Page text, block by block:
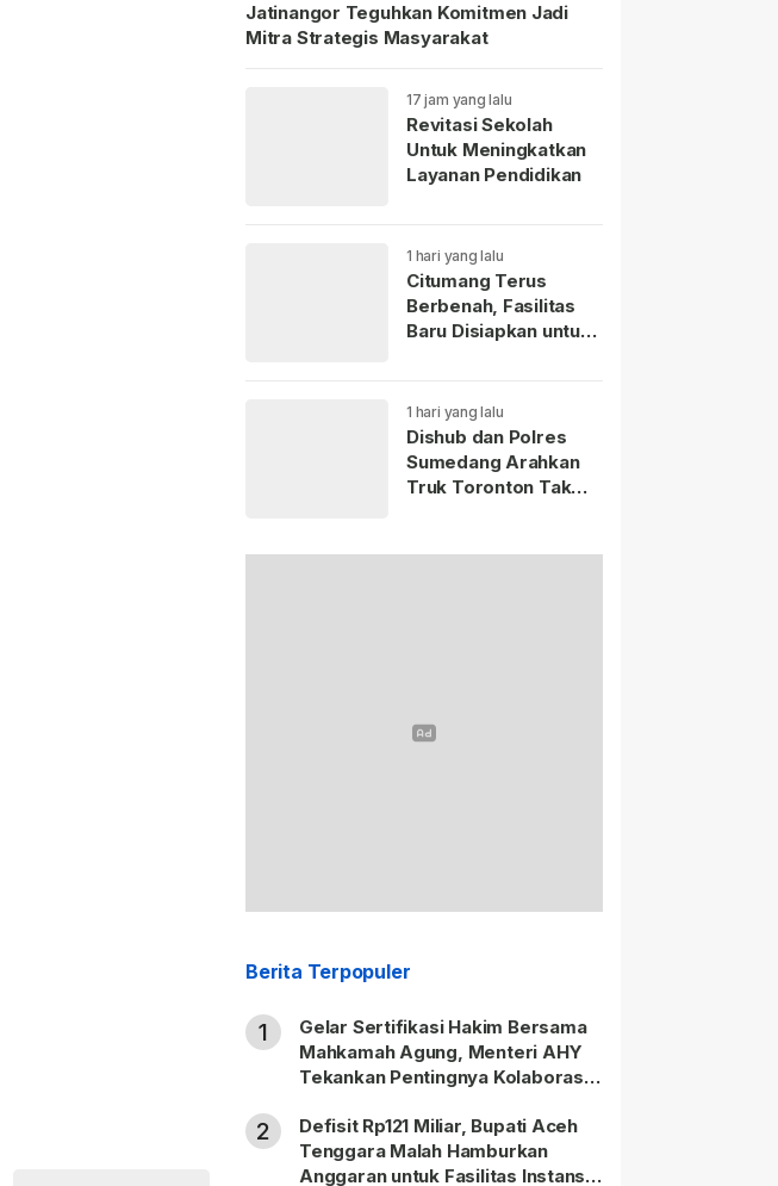
Jatinangor Teguhkan Komitmen Jadi
Mitra Strategis Masyarakat
17 jam yang lalu
Revitasi Sekolah
Untuk Meningkatkan
Layanan Pendidikan
1 hari yang lalu
Citumang Terus
Berbenah, Fasilitas
Baru Disiapkan untuk
1 hari yang lalu
Dishub dan Polres
Sumedang Arahkan
Truk Toronton Tak
Berita Terpopuler
1
Gelar Sertifikasi Hakim Bersama
Mahkamah Agung, Menteri AHY
Tekankan Pentingnya Kolaborasi
Masyarakat
2
Defisit Rp121 Miliar, Bupati Aceh
Tenggara Malah Hamburkan
Anggaran untuk Fasilitas Instansi